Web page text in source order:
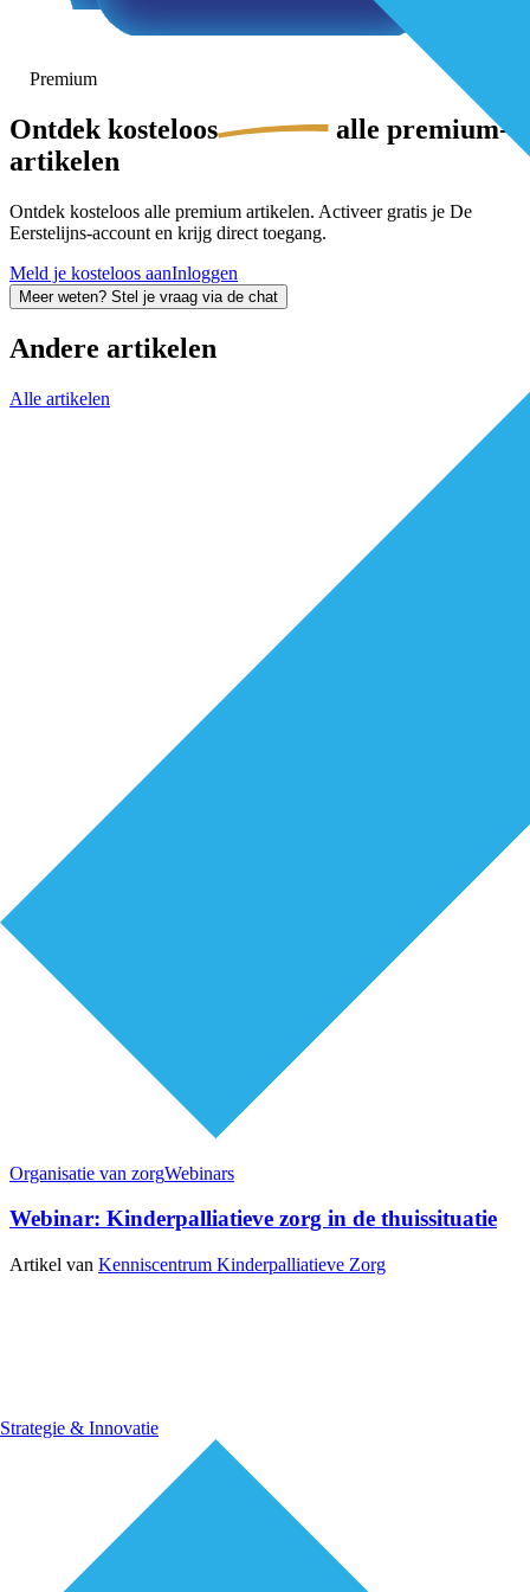
Strategie & Innovatie
Premium
Ontdek kosteloos
alle premium-
artikelen
Ontdek kosteloos alle premium artikelen. Activeer gratis je De
Eerstelijns-account en krijg direct toegang.
Meld je kosteloos aanInloggen
Meer weten? Stel je vraag via de chat
Andere artikelen
Alle artikelen
Organisatie van zorgWebinars
Webinar: Kinderpalliatieve zorg in de thuissituatie
Artikel van Kenniscentrum Kinderpalliatieve Zorg